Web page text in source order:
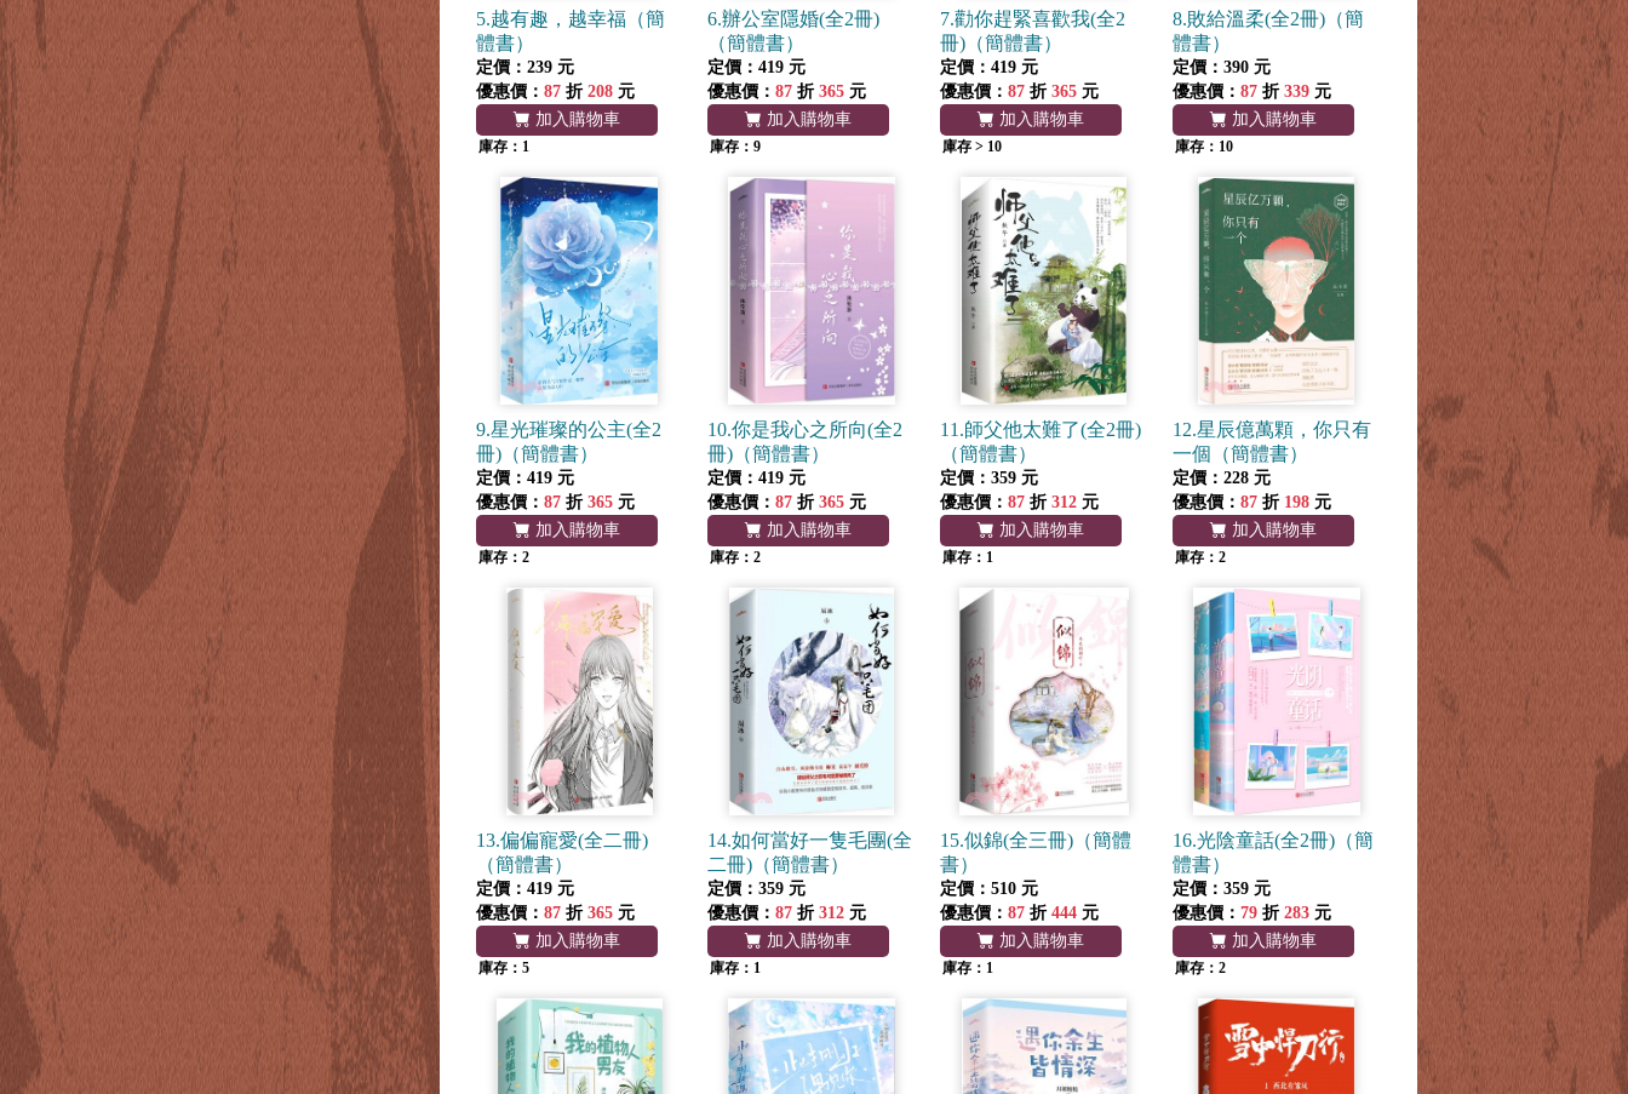
5.越有趣，越幸福（簡
體書）
定價：239 元
優惠價： 87折 208元
加入購物車
庫存：1
6.辦公室隱婚(全2冊)
（簡體書）
定價：419 元
優惠價：87 折365 元
加入購物車
庫存：9
7.勸你趕緊喜歡我(全2
冊)（簡體書）
定價：419 元
優惠價： 87 折 365 元
加入購物車
庫存 > 10
8.敗給溫柔(全2冊)（簡
體書）
定價：390 元
優惠價： 87折 339元
加入購物車
庫存：10
9.星光璀璨的公主(全2
冊)（簡體書）
定價：419 元
優惠價： 87折 365元
加入購物車
庫存：2
10.你是我心之所向(全2
冊)（簡體書）
定價：419 元
優惠價：87 折365 元
加入購物車
庫存：2
11.師父他太難了(全2冊)
（簡體書）
定價：359 元
優惠價： 87 折 312 元
加入購物車
庫存：1
12.星辰億萬顆，你只有
一個（簡體書）
定價：228 元
優惠價： 87折 198元
加入購物車
庫存：2
13.偏偏寵愛(全二冊)
（簡體書）
定價：419 元
優惠價： 87折 365元
加入購物車
庫存：5
14.如何當好一隻毛團(全
二冊)（簡體書）
定價：359 元
優惠價：87 折312 元
加入購物車
庫存：1
15.似錦(全三冊)（簡體
書）
定價：510 元
優惠價： 87 折 444 元
加入購物車
庫存：1
16.光陰童話(全2冊)（簡
體書）
定價：359 元
優惠價： 79折 283元
加入購物車
庫存：2